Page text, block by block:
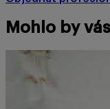
Mohlo by